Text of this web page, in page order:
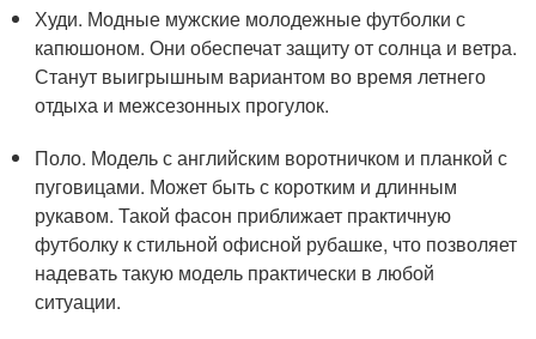
Худи. Модные мужские молодежные футболки с
капюшоном. Они обеспечат защиту от солнца и ветра.
Станут выигрышным вариантом во время летнего
отдыха и межсезонных прогулок.
Поло. Модель с английским воротничком и планкой с
пуговицами. Может быть с коротким и длинным
рукавом. Такой фасон приближает практичную
футболку к стильной офисной рубашке, что позволяет
надевать такую модель практически в любой
ситуации.